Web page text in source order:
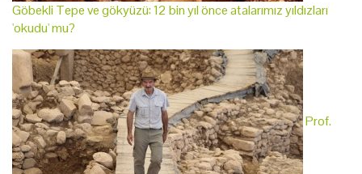
Göbekli Tepe ve gökyüzü: 12 bin yıl önce atalarımız yıldızları
'okudu' mu?
Prof.